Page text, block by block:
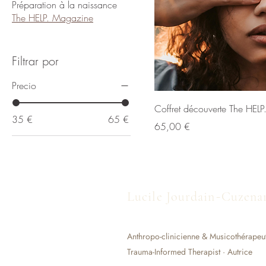
Préparation à la naissance
The HELP. Magazine
Filtrar por
Precio
35 € 65 €
Coffret découverte The
Precio
65,00 €
Lucile Jourdain-
Anthropo-clinicienne &
Trauma-Informed Therapist · Autrice